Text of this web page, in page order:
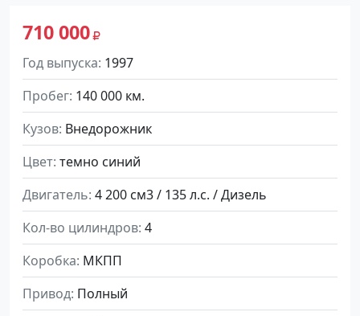
710 000
Год выпуска 1997
Пробег 140 000 км.
Кузов Внедорожник
Цвет темно синий
Двигатель 4 200 см3 / 135 л.с. / Дизель
Кол-во цилиндров 4
Коробка МКПП
Привод Полный